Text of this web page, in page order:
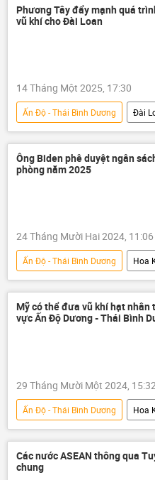
Anh
Thế giới
Chính trị
Phương Tây đẩy mạnh quá
vũ khí cho Đài Loan
14 Tháng Một 2025, 17:30
Ấn Độ - Thái Bình Dương
Đài
Thế giới
Bộ Ngoại giao
Chính trị
Sergey Lavrov
phương Tây
Ông Biden phê duyệt ngân
phòng năm 2025
24 Tháng Mười Hai 2024, 11:06
Ấn Độ - Thái Bình Dương
Hoa
Joe Biden
Thế giới
quốc phòng
Nhà Trắng
Mỹ có thể đưa vũ khí hạt nhân
vực Ấn Độ Dương - Thái Bình
29 Tháng Mười Một 2024, 15:32
Ấn Độ - Thái Bình Dương
Hoa
Thái Bình Dương
Chính
Thế giới
vũ khí hạt nhân
Lầu Năm Góc
Các nước ASEAN thông qua
chung